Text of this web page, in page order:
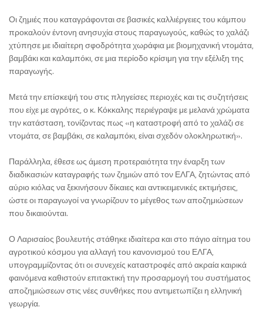
Οι ζημιές που καταγράφονται σε βασικές καλλιέργειες του κάμπου
προκαλούν έντονη ανησυχία στους παραγωγούς, καθώς το χαλάζι
χτύπησε με ιδιαίτερη σφοδρότητα χωράφια με βιομηχανική ντομάτα,
βαμβάκι και καλαμπόκι, σε μια περίοδο κρίσιμη για την εξέλιξη της
παραγωγής.
Μετά την επίσκεψή του στις πληγείσες περιοχές και τις συζητήσεις
που είχε με αγρότες, ο κ. Κόκκαλης περιέγραψε με μελανά χρώματα
την κατάσταση, τονίζοντας πως «η καταστροφή από το χαλάζι σε
ντομάτα, σε βαμβάκι, σε καλαμπόκι, είναι σχεδόν ολοκληρωτική».
Παράλληλα, έθεσε ως άμεση προτεραιότητα την έναρξη των
διαδικασιών καταγραφής των ζημιών από τον ΕΛΓΑ, ζητώντας από
αύριο κιόλας να ξεκινήσουν δίκαιες και αντικειμενικές εκτιμήσεις,
ώστε οι παραγωγοί να γνωρίζουν το μέγεθος των αποζημιώσεων
που δικαιούνται.
Ο Λαρισαίος βουλευτής στάθηκε ιδιαίτερα και στο πάγιο αίτημα του
αγροτικού κόσμου για αλλαγή του κανονισμού του ΕΛΓΑ,
υπογραμμίζοντας ότι οι συνεχείς καταστροφές από ακραία καιρικά
φαινόμενα καθιστούν επιτακτική την προσαρμογή του συστήματος
αποζημιώσεων στις νέες συνθήκες που αντιμετωπίζει η ελληνική
γεωργία.